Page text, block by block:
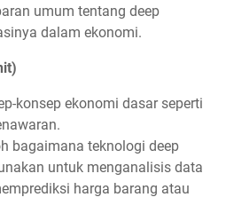
umum tentang deep
dalam ekonomi.
konsep ekonomi dasar seperti
bagaimana teknologi deep
untuk menganalisis data
harga barang atau